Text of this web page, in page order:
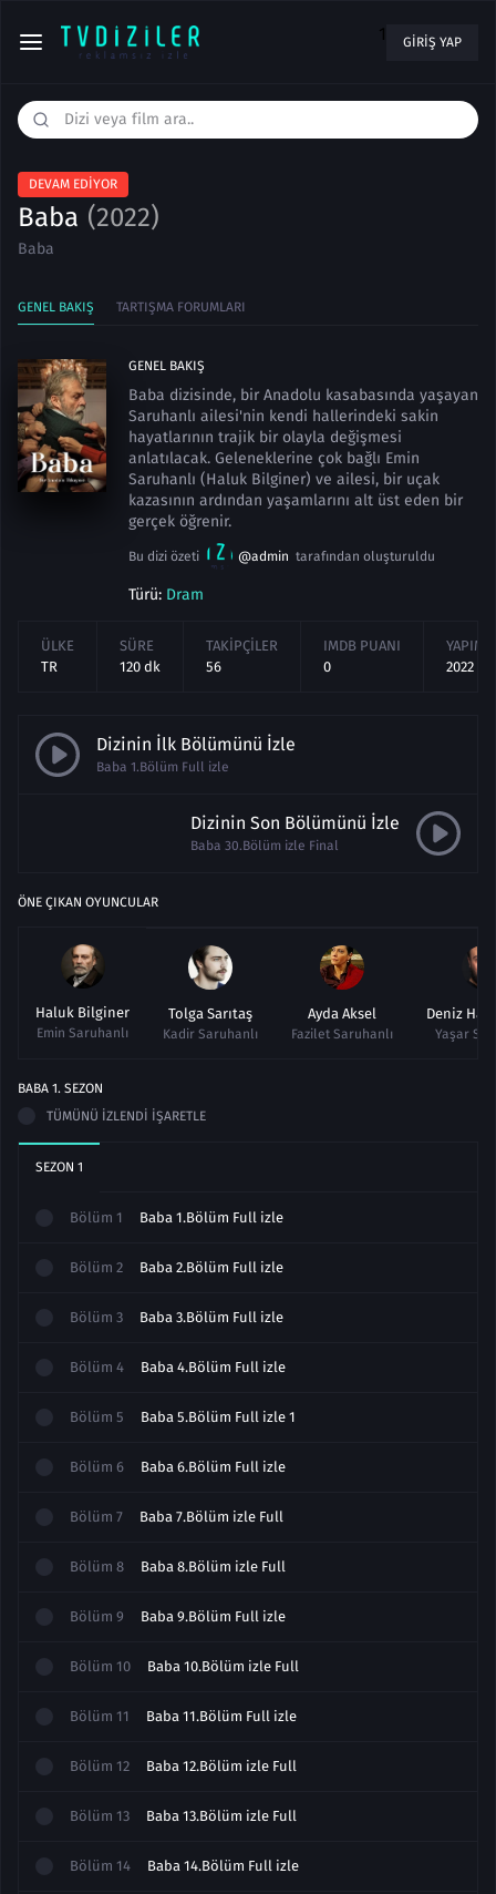
1 GIRIŞ YAP
DEVAM EDIYOR
Baba (2022)
Baba
GENEL BAKIŞ TARTIŞMA FORUMLARI
GENEL BAKIŞ
Baba dizisinde, bir Anadolu kasabasında yaşayan
Saruhanlı ailesi'nin kendi hallerindeki sakin
hayatlarının trajik bir olayla değişmesi
anlatılacak. Geleneklerine çok bağlı Emin
Saruhanlı (Haluk Bilginer) ve ailesi, bir uçak
kazasının ardından yaşamlarını alt üst eden bir
gerçek öğrenir.
Bu dizi özeti @admin tarafından oluşturuldu
Türü: Dram
ÜLKE
TR
SÜRE
120 dk
TAKIPÇILER
56
IMDB PUANI
0
YAPIM
2022
Dizinin İlk Bölümünü İzle
Baba 1.Bölüm Full izle
Dizinin Son Bölümünü İzle
Baba 30.Bölüm izle Final
ÖNE ÇIKAN OYUNCULAR
Haluk Bilginer
Emin Saruhanlı
Tolga Sarıtaş
Kadir Saruhanlı
Ayda Aksel
Fazilet Saruhanlı
Deniz
Yaşar
BABA 1. SEZON
TÜMÜNÜ İZLENDI İŞARETLE
SEZON 1
Bölüm 1 Baba 1.Bölüm Full izle
Bölüm 2 Baba 2.Bölüm Full izle
Bölüm 3 Baba 3.Bölüm Full izle
Bölüm 4 Baba 4.Bölüm Full izle
Bölüm 5 Baba 5.Bölüm Full izle 1
Bölüm 6 Baba 6.Bölüm Full izle
Bölüm 7 Baba 7.Bölüm izle Full
Bölüm 8 Baba 8.Bölüm izle Full
Bölüm 9 Baba 9.Bölüm Full izle
Bölüm 10 Baba 10.Bölüm izle Full
Bölüm 11 Baba 11.Bölüm Full izle
Bölüm 12 Baba 12.Bölüm izle Full
Bölüm 13 Baba 13.Bölüm izle Full
Bölüm 14 Baba 14.Bölüm Full izle